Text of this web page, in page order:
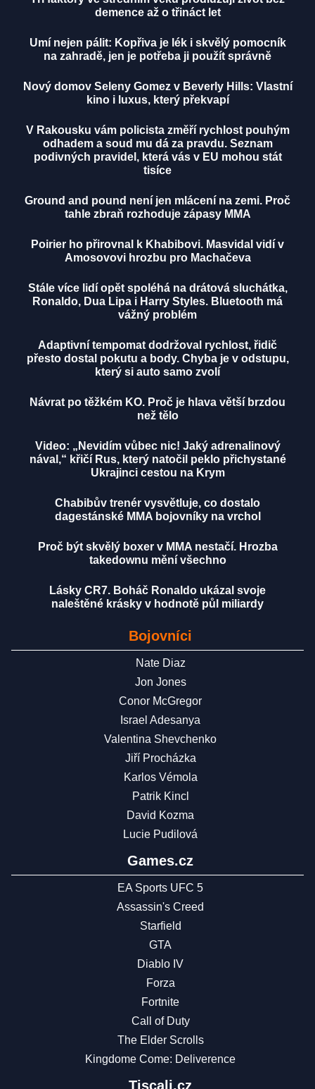
demence až o třináct let
Umí nejen pálit: Kopřiva je lék i skvělý pomocník
na zahradě, jen je potřeba ji použít správně
Nový domov Seleny Gomez v Beverly Hills: Vlastní
kino i luxus, který překvapí
V Rakousku vám policista změří rychlost pouhým
odhadem a soud mu dá za pravdu. Seznam
podivných pravidel, která vás v EU mohou stát
tisíce
Ground and pound není jen mlácení na zemi. Proč
tahle zbraň rozhoduje zápasy MMA
Poirier ho přirovnal k Khabibovi. Masvidal vidí v
Amosovovi hrozbu pro Machačeva
Stále více lidí opět spoléhá na drátová sluchátka,
Ronaldo, Dua Lipa i Harry Styles. Bluetooth má
vážný problém
Adaptivní tempomat dodržoval rychlost, řidič
přesto dostal pokutu a body. Chyba je v odstupu,
který si auto samo zvolí
Návrat po těžkém KO. Proč je hlava větší brzdou
než tělo
Video: „Nevidím vůbec nic! Jaký adrenalinový
nával,“ křičí Rus, který natočil peklo přichystané
Ukrajinci cestou na Krym
Chabibův trenér vysvětluje, co dostalo
dagestánské MMA bojovníky na vrchol
Proč být skvělý boxer v MMA nestačí. Hrozba
takedownu mění všechno
Lásky CR7. Boháč Ronaldo ukázal svoje
naleštěné krásky v hodnotě půl miliardy
Bojovníci
Nate Diaz
Jon Jones
Conor McGregor
Israel Adesanya
Valentina Shevchenko
Jiří Procházka
Karlos Vémola
Patrik Kincl
David Kozma
Lucie Pudilová
Games.cz
EA Sports UFC 5
Assassin's Creed
Starfield
GTA
Diablo IV
Forza
Fortnite
Call of Duty
The Elder Scrolls
Kingdome Come: Deliverence
Tiscali.cz